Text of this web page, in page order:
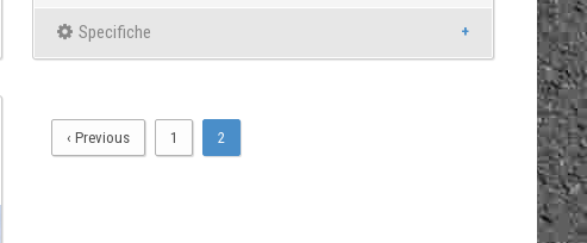
Specifiche
‹ Previous 1 2